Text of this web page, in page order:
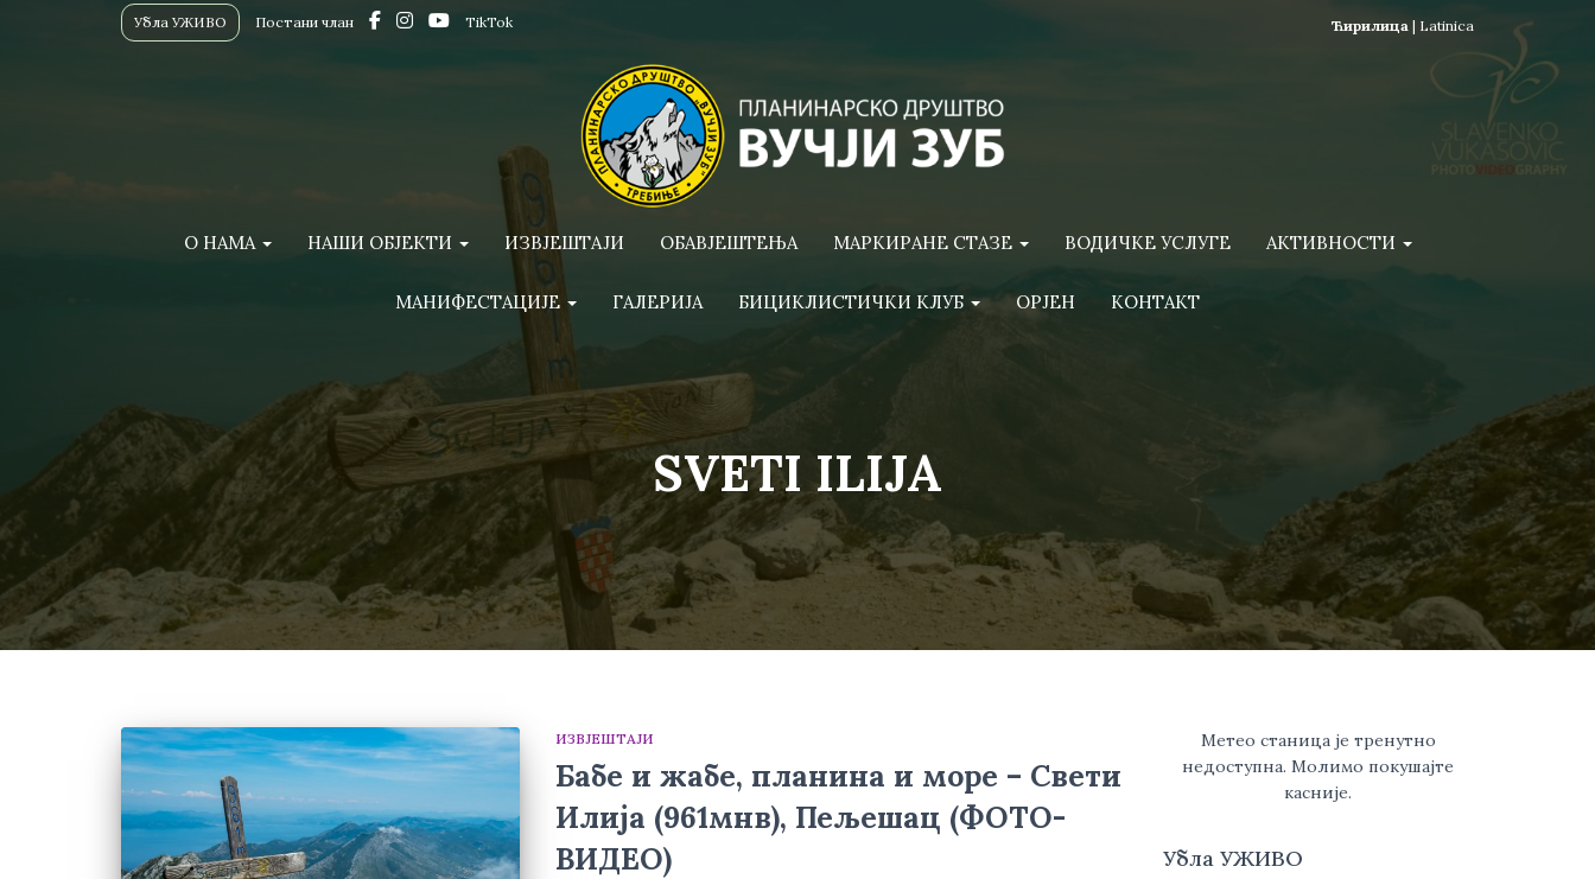
Ћирилица | Latinica
Убла УЖИВО Постани члан TikTok
О НАМА НАШИ ОБЈЕКТИ ИЗВЈЕШТАЈИ ОБАВЈЕШТЕЊА МАРКИРАНЕ СТАЗЕ ВОДИЧКЕ УСЛУГЕ АКТИВНОСТИ
МАНИФЕСТАЦИЈЕ ГАЛЕРИЈА БИЦИКЛИСТИЧКИ КЛУБ ОРЈЕН КОНТАКТ
SVETI ILIJA
ИЗВЈЕШТАЈИ
Бабе и жабе, планина и море – Свети
Илија (961мнв), Пељешац (ФОТО-
ВИДЕО)
Метео станица је тренутно
недоступна. Молимо покушајте
касније.
Убла УЖИВО